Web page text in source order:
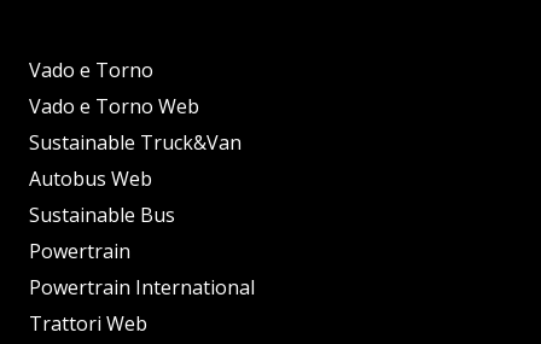
Vado e Torno
Vado e Torno Web
Sustainable Truck&Van
Autobus Web
Sustainable Bus
Powertrain
Powertrain International
Trattori Web